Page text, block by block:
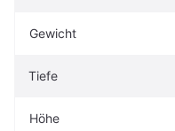
Gewicht
Tiefe
Höhe